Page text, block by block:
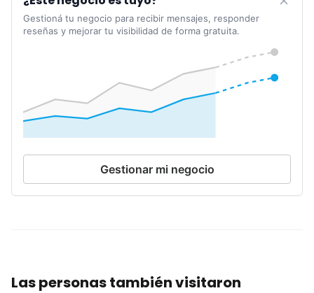
Gestioná tu negocio para recibir mensajes, responder
reseñas y mejorar tu visibilidad de forma gratuita.
Gestionar mi negocio
Las personas también visitaron